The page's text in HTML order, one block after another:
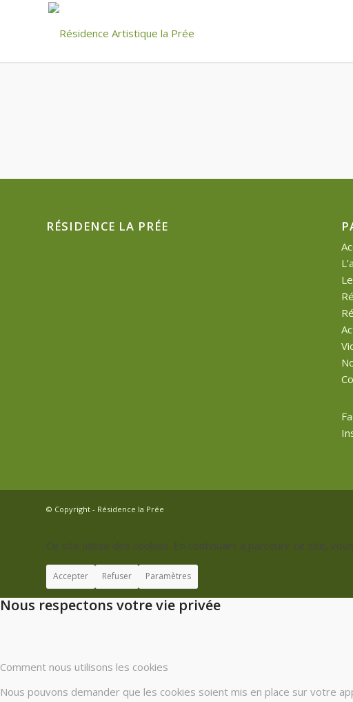
RÉSIDENCE LA PRÉE
© Copyright - Résidence la Prée
Ce site utilise des cookies. En continuant à parcourir ce site,
Accepter Refuser Paramètres
Nous respectons votre vie privée
Comment nous utilisons les cookies
Nous pouvons demander que les cookies soient mis en place sur votre